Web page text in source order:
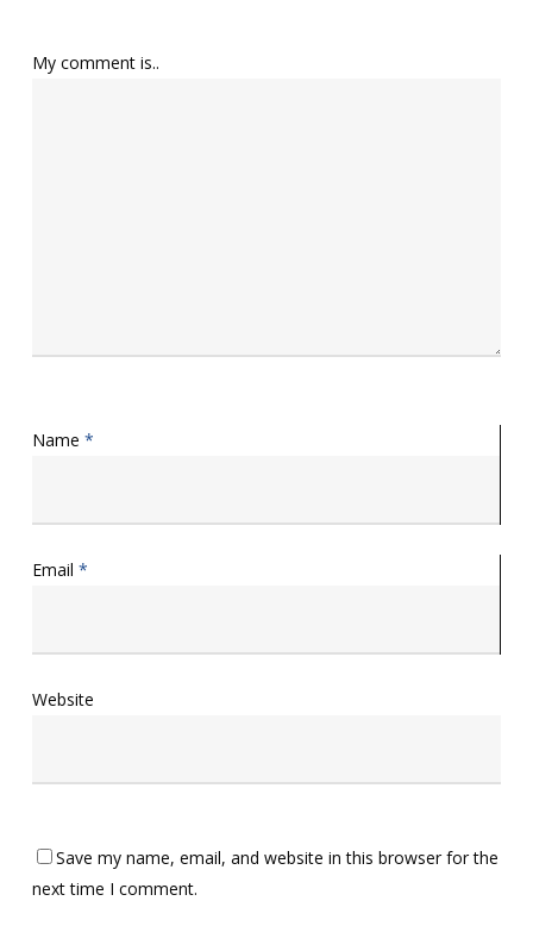
My comment is..
Name *
Email *
Website
Save my name, email, and website in this browser for the
next time I comment.